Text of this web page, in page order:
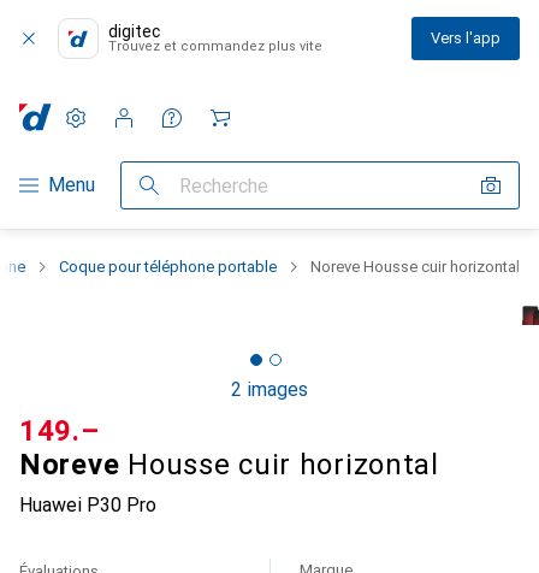
digitec
Trouvez et commandez plus vite Vers l'app
Navigation par catégorie
Menu Recherche
Paramètres
Compte client
Listes de comparaison
Listes d'envies
Panier
Coque pour téléphone portable Noreve Housse cuir horizontal
2 images
Noreve Housse cuir horizontal
Huawei P30 Pro
CHF
149.–